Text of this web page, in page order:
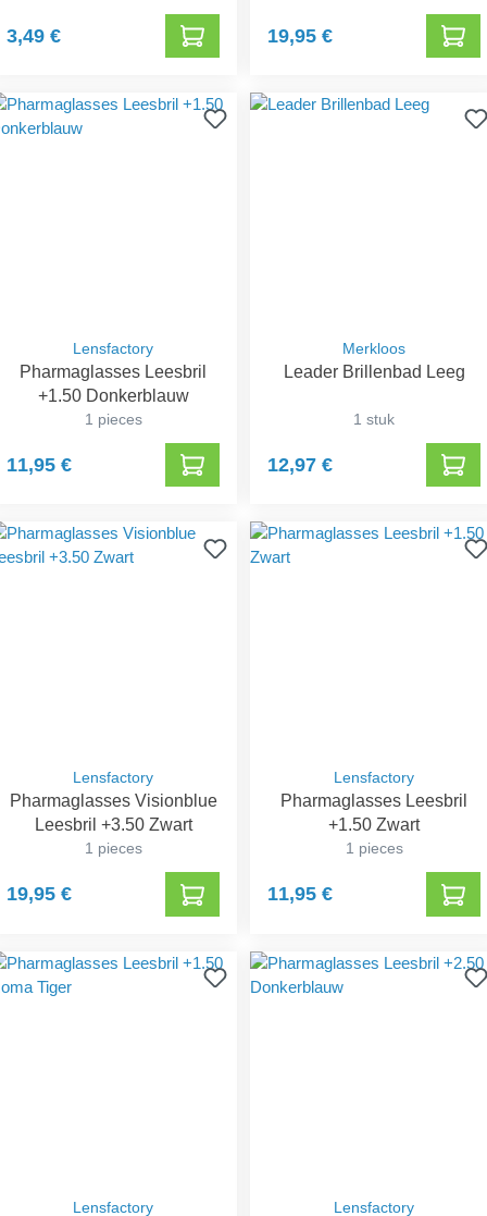
3,49 € 19,95 €
Lensfactory
Pharmaglasses Leesbril
+1.50 Donkerblauw
1 pieces
11,95 €
Merkloos
Leader Brillenbad Leeg
1 stuk
12,97 €
Lensfactory
Pharmaglasses Visionblue
Leesbril +3.50 Zwart
1 pieces
19,95 €
Lensfactory
Pharmaglasses Leesbril
+1.50 Zwart
1 pieces
11,95 €
Lensfactory Lensfactory